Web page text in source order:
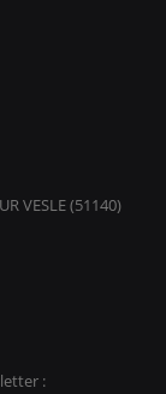
VESLE (51140)
: